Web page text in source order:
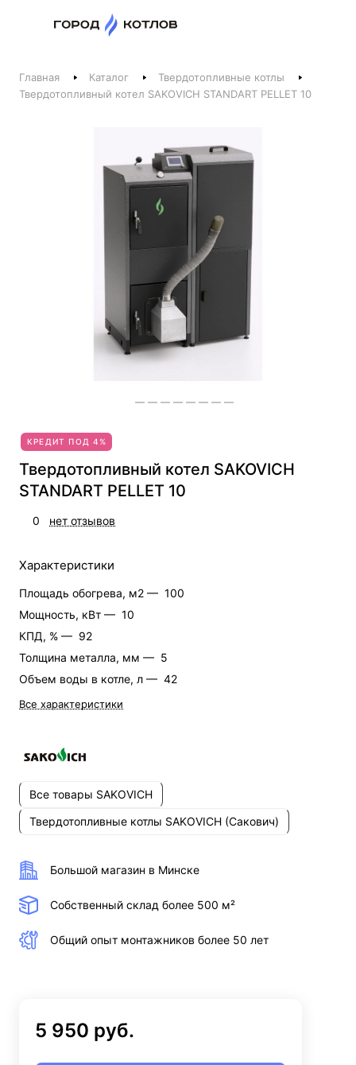
Телефоны
+375 44 521-06-41
Главная Каталог
Твердотопливные котлы
Твердотопливный котел SAKOVICH STANDART PELLET 10
КРЕДИТ ПОД 4%
Твердотопливный котел SAKOVICH
STANDART PELLET 10
0 нет отзывов
Характеристики
Площадь обогрева, м2 — 100
Мощность, кВт — 10
КПД, % — 92
Толщина металла, мм — 5
Объем воды в котле, л — 42
Все характеристики
Все товары SAKOVICH
Твердотопливные котлы SAKOVICH (Сакович)
Большой магазин в Минске
Собственный склад более 500 м²
Общий опыт монтажников более 50 лет
5 950 руб.